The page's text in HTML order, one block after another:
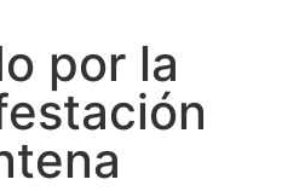
por la